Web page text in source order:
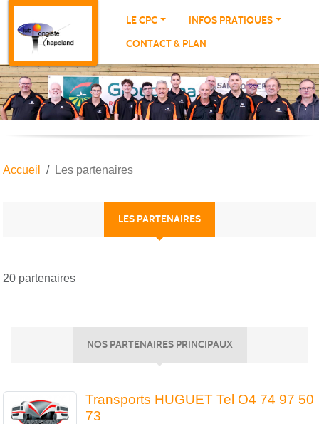
LE CPC
INFOS PRATIQUES
CONTACT & PLAN
Accueil Les partenaires
LES PARTENAIRES
20 partenaires
NOS PARTENAIRES PRINCIPAUX
Transports HUGUET Tel O4 74 97 50
73
Panneau de gestion des cookies